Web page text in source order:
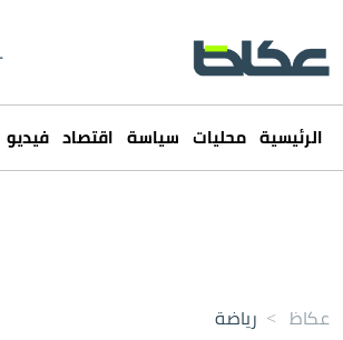
الرئيسية محليات سياسة اقتصاد فيديو
عكاظ > رياضة